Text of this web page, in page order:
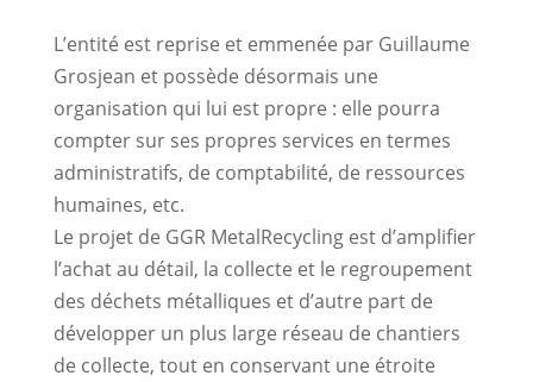
L’entité est reprise et emmenée par Guillaume
Grosjean et possède désormais une
organisation qui lui est propre : elle pourra
compter sur ses propres services en termes
administratifs, de comptabilité, de ressources
humaines, etc.
Le projet de GGR MetalRecycling est d’amplifier
l’achat au détail, la collecte et le regroupement
des déchets métalliques et d’autre part de
développer un plus large réseau de chantiers
de collecte, tout en conservant une étroite